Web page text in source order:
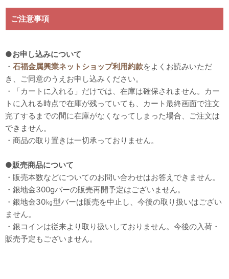
ご注意事項
●お申し込みについて
・ 石福金属興業ネットショップ利用約款をよくお読みいただ
き、ご同意のうえお申し込みください。
・「カートに入れる」だけでは、在庫は確保されません。カー
トに入れる時点で在庫が残っていても、カート最終画面で注文
完了するまでの間に在庫がなくなってしまった場合、ご注文は
できません。
・商品の取り置きは一切承っておりません。
●販売商品について
・販売本数などについてのお問い合わせはお答えできません。
・銀地金300gバーの販売再開予定はございません。
・銀地金30㎏型バーは販売を中止し、今後の取り扱いはござい
ません。
・銀コインは従来より取り扱いしておりません。今後の入荷・
販売予定もございません。